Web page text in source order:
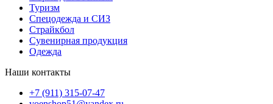
Туризм
Спецодежда и СИЗ
Страйкбол
Сувенирная продукция
Одежда
Наши контакты
+7 (911) 315-07-47